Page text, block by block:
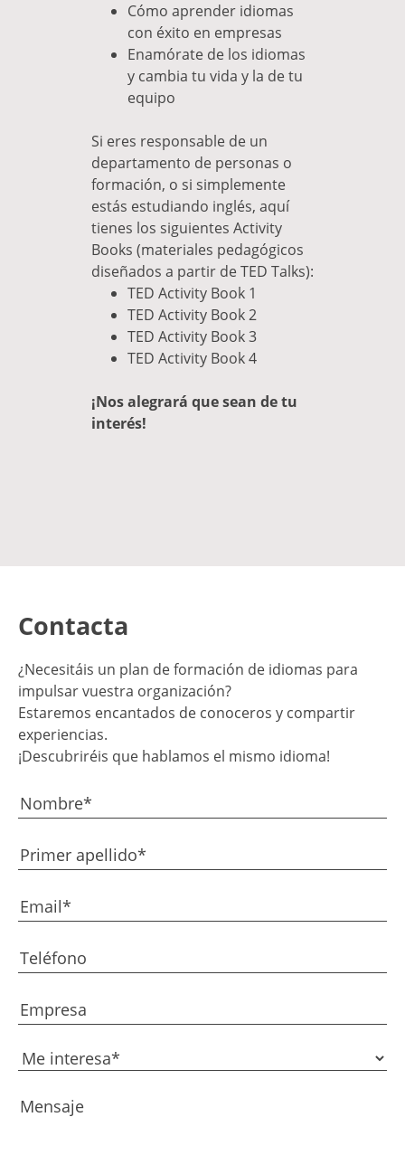
Cómo aprender idiomas
con éxito en empresas
Enamórate de los idiomas
y cambia tu vida y la de tu
equipo
Si eres responsable de un
departamento de personas o
formación, o si simplemente
estás estudiando inglés, aquí
tienes los siguientes Activity
Books (materiales pedagógicos
diseñados a partir de TED Talks):
TED Activity Book 1
TED Activity Book 2
TED Activity Book 3
TED Activity Book 4
¡Nos alegrará que sean de tu
interés!
Contacta
¿Necesitáis un plan de formación de idiomas para
impulsar vuestra organización?
Estaremos encantados de conoceros y compartir
experiencias.
¡Descubriréis que hablamos el mismo idioma!